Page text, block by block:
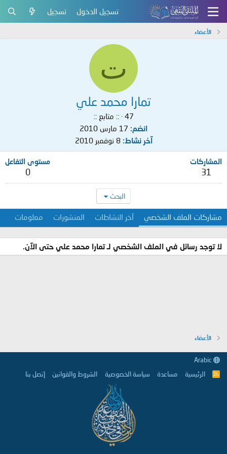
تسجيل الدخول تسجيل
الأعضاء
ت
تمارا محمد علي
:: متابع :: ·47
انضم 17 مارس 2010
آخر نشاط 8 نوفمبر 2010
المشاركات
31
مستوى التفاعل
0
البحث
مشاركات الملف الشخصي آخر النشاطات المنشورات معلومات
لا توجد رسائل في الملف الشخصي لـ تمارا محمد علي حتى الآن.
الأعضاء
R
الرئيسية مساعدة سياسة الخصوصية الشروط والقوانين إتصل بنا